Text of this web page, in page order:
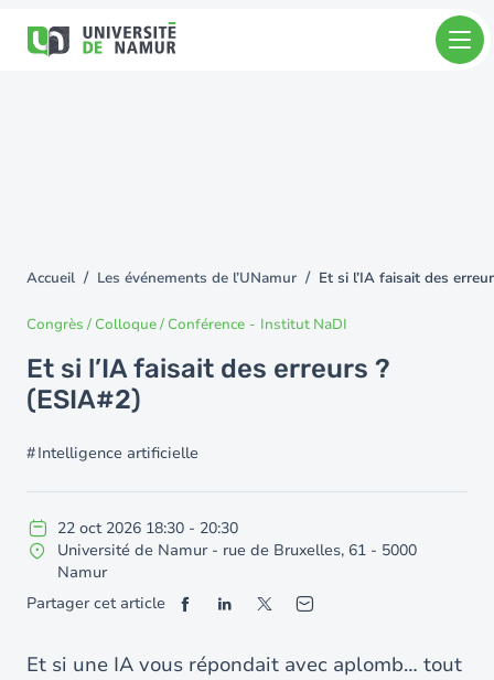
You
here
Accueil Les événements de l’UNamur Et si l’IA faisait des
Congrès / Colloque / Conférence - Institut NaDI
Et si l’IA faisait des erreurs ?
(ESIA#2)
Intelligence artificielle
22 oct 2026 18:30 - 20:30
Université de Namur - rue de Bruxelles, 61 - 5000
Namur
Partager cet article
Et si une IA vous répondait avec aplomb… tout